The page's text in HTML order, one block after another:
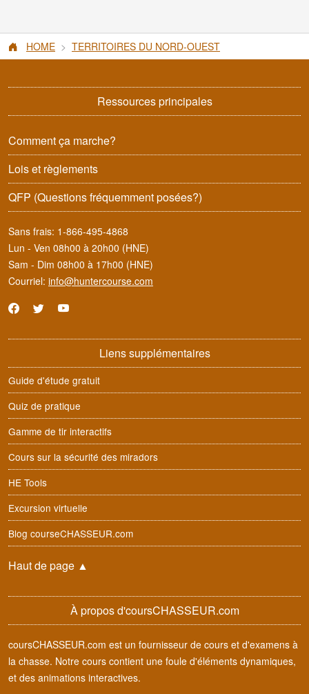
HOME TERRITOIRES DU NORD-OUEST
Ressources principales
Comment ça marche?
Lois et règlements
QFP (Questions fréquemment posées?)
Sans frais: 1-866-495-4868
Lun - Ven 08h00 à 20h00 (HNE)
Sam - Dim 08h00 à 17h00 (HNE)
Courriel: info@huntercourse.com
À propos d'coursCHASSEUR.com
coursCHASSEUR.com est un fournisseur de cours et d'examens à
la chasse. Notre cours contient une foule d'éléments dynamiques,
et des animations interactives.
Liens supplémentaires
Guide d'étude gratuit
Quiz de pratique
Gamme de tir interactifs
Cours sur la sécurité des miradors
HE Tools
Excursion virtuelle
Blog courseCHASSEUR.com
Haut de page ▲